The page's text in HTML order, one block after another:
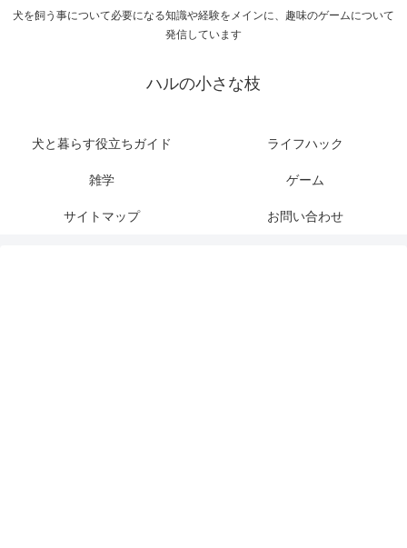
犬を飼う事について必要になる知識や経験をメインに、趣味のゲームについて
発信しています
ハルの小さな枝
犬と暮らす役立ちガイド ライフハック
雑学 ゲーム
サイトマップ お問い合わせ